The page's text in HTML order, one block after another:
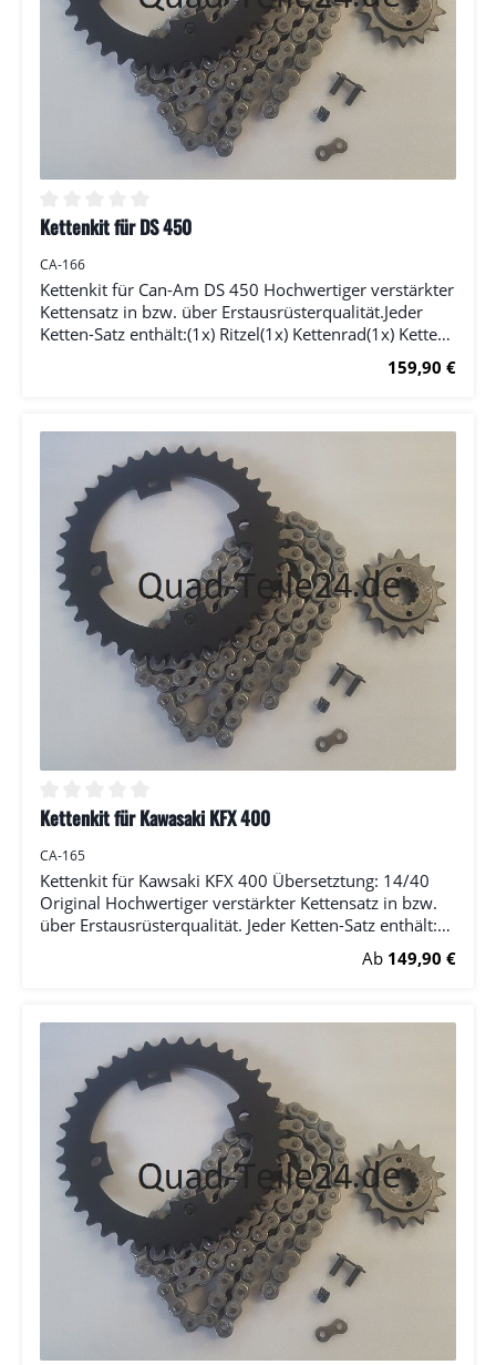
Durchschnittliche Bewertung von 0 von 5 Sternen
Kettenkit für DS 450
CA-166
Kettenkit für Can-Am DS 450 Hochwertiger verstärkter
Kettensatz in bzw. über Erstausrüsterqualität.Jeder
Ketten-Satz enthält:(1x) Ritzel(1x) Kettenrad(1x) Kette
(RK) inkl. Kettenschloss Bitte wählen Sie die Anzahl der
Regulärer
159,90 €
Durchschnittliche Bewertung von 0 von 5 Sternen
Kettenkit für Kawasaki KFX 400
CA-165
Kettenkit für Kawsaki KFX 400 Übersetztung: 14/40
Original Hochwertiger verstärkter Kettensatz in bzw.
über Erstausrüsterqualität. Jeder Ketten-Satz enthält:
Kettenschloss Bitte wählen Sie die Anzahl der Zähne
Regulärer Preis:
Ab 149,90 €